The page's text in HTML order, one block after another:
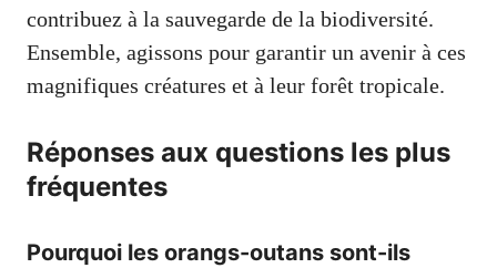
contribuez à la sauvegarde de la biodiversité.
Ensemble, agissons pour garantir un avenir à ces
magnifiques créatures et à leur forêt tropicale.
Réponses aux questions les plus
fréquentes
Pourquoi les orangs-outans sont-ils